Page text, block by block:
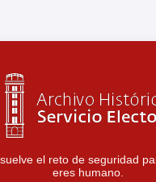
el reto de seguridad
eres humano.